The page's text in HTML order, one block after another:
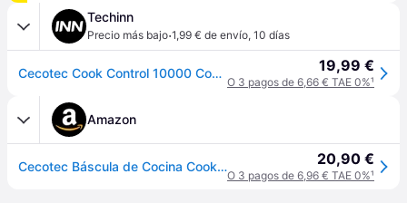
Techinn
Precio más bajo·1,99 € de envío, 10 días
Cecotec Cook Control 10000 Connected Kitchen Scale Transparente One Size / EU Plug 220V 19,99 €
O 3 pagos de 6,66 € TAE 0%¹
Amazon
Cecotec Báscula de Cocina Cook Control 10000 Connected con App, Acabado en Acero INOX, precisión de 1 gr, Capacidad de 5 kg, Pantalla LCD, diseño extraplano, Recubrimiento antihuellas 20,90 €
O 3 pagos de 6,96 € TAE 0%¹